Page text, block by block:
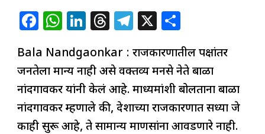
F
c
e
b
o
W
at
s
A
p
Li
k
e
dI
n
T
re
a
d
s
T
e
g
ra
m
X
h
ar
e
Bala Nandgaonkar : राजकारणातील पक्षांतर
जनतेला मान्य नाही असे वक्तव्य मनसे नेते बाळा
नांदगावकर यांनी केलं आहे. माध्यमांशी बोलताना बाळा
नांदगावकर म्हणाले की, देशाच्या राजकारणात सध्या जे
काही सुरू आहे, ते सामान्य माणसांना आवडणारे नाही.